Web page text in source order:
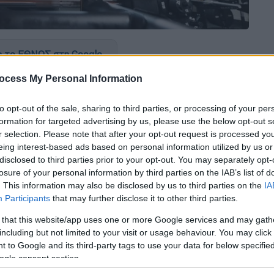
My Personal Information
opt-out of the sale, sharing to third parties, or processing of your
for targeted advertising by us, please use the below opt-out
selection. Please note that after your opt-out request is processed
interest-based ads based on personal information utilized by us
to third parties prior to your opt-out. You may separately
of your personal information by third parties on the IAB’s list of
This information may also be disclosed by us to third parties on the
Participants that may further disclose it to other third parties.
that this website/app uses one or more Google services and may
but not limited to your visit or usage behaviour. You may
to Google and its third-party tags to use your data for below
consent section.
το ΕΘΝΟΣ στη Google
του
28 Μαΐου επιστρέφουν στη ζωή
χώρους με μέτρα προστασίας. Έτσι από
άλλες δραστηριότητες.
προγραμματισθεί το άνοιγμα των
και των χώρων
. Ήδη έχουν
και βαφτίσεις, με το αγκάθι όμως του
τραπέζι.
στη σημερινή τους τηλεδιάσκεψη